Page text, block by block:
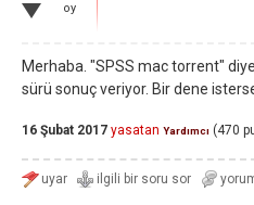
oy
Merhaba. "SPSS mac torrent"
sürü sonuç veriyor. Bir dene
16 Şubat 2017 yasatan Yardımcı (470